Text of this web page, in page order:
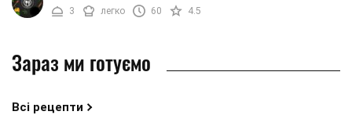
3
легко 60 4.5
Зараз ми готуємо
Всі рецепти